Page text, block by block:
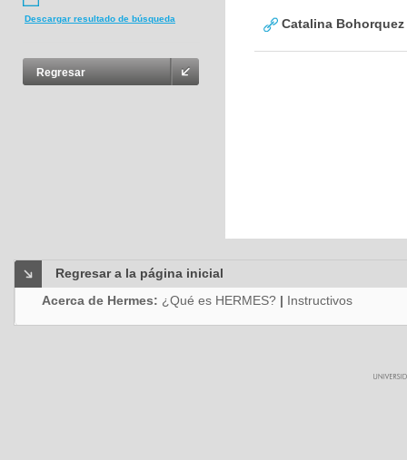
Descargar resultado de búsqueda
Regresar
Catalina Bohorquez
Regresar a la página inicial
Acerca de Hermes: ¿Qué es HERMES? | Instructivos